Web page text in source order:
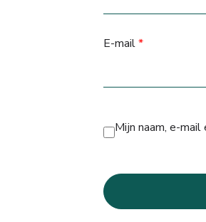
E-mail*
Mijn naam, e-